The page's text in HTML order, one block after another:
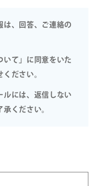
は、回答、ご連絡の
いて」に同意をいた
ださい。
ルには、返信しない
ください。